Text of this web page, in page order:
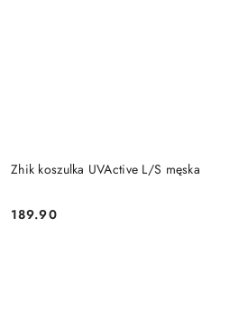
Zhik koszulka UVActive L/S męska
Cena:
189.90